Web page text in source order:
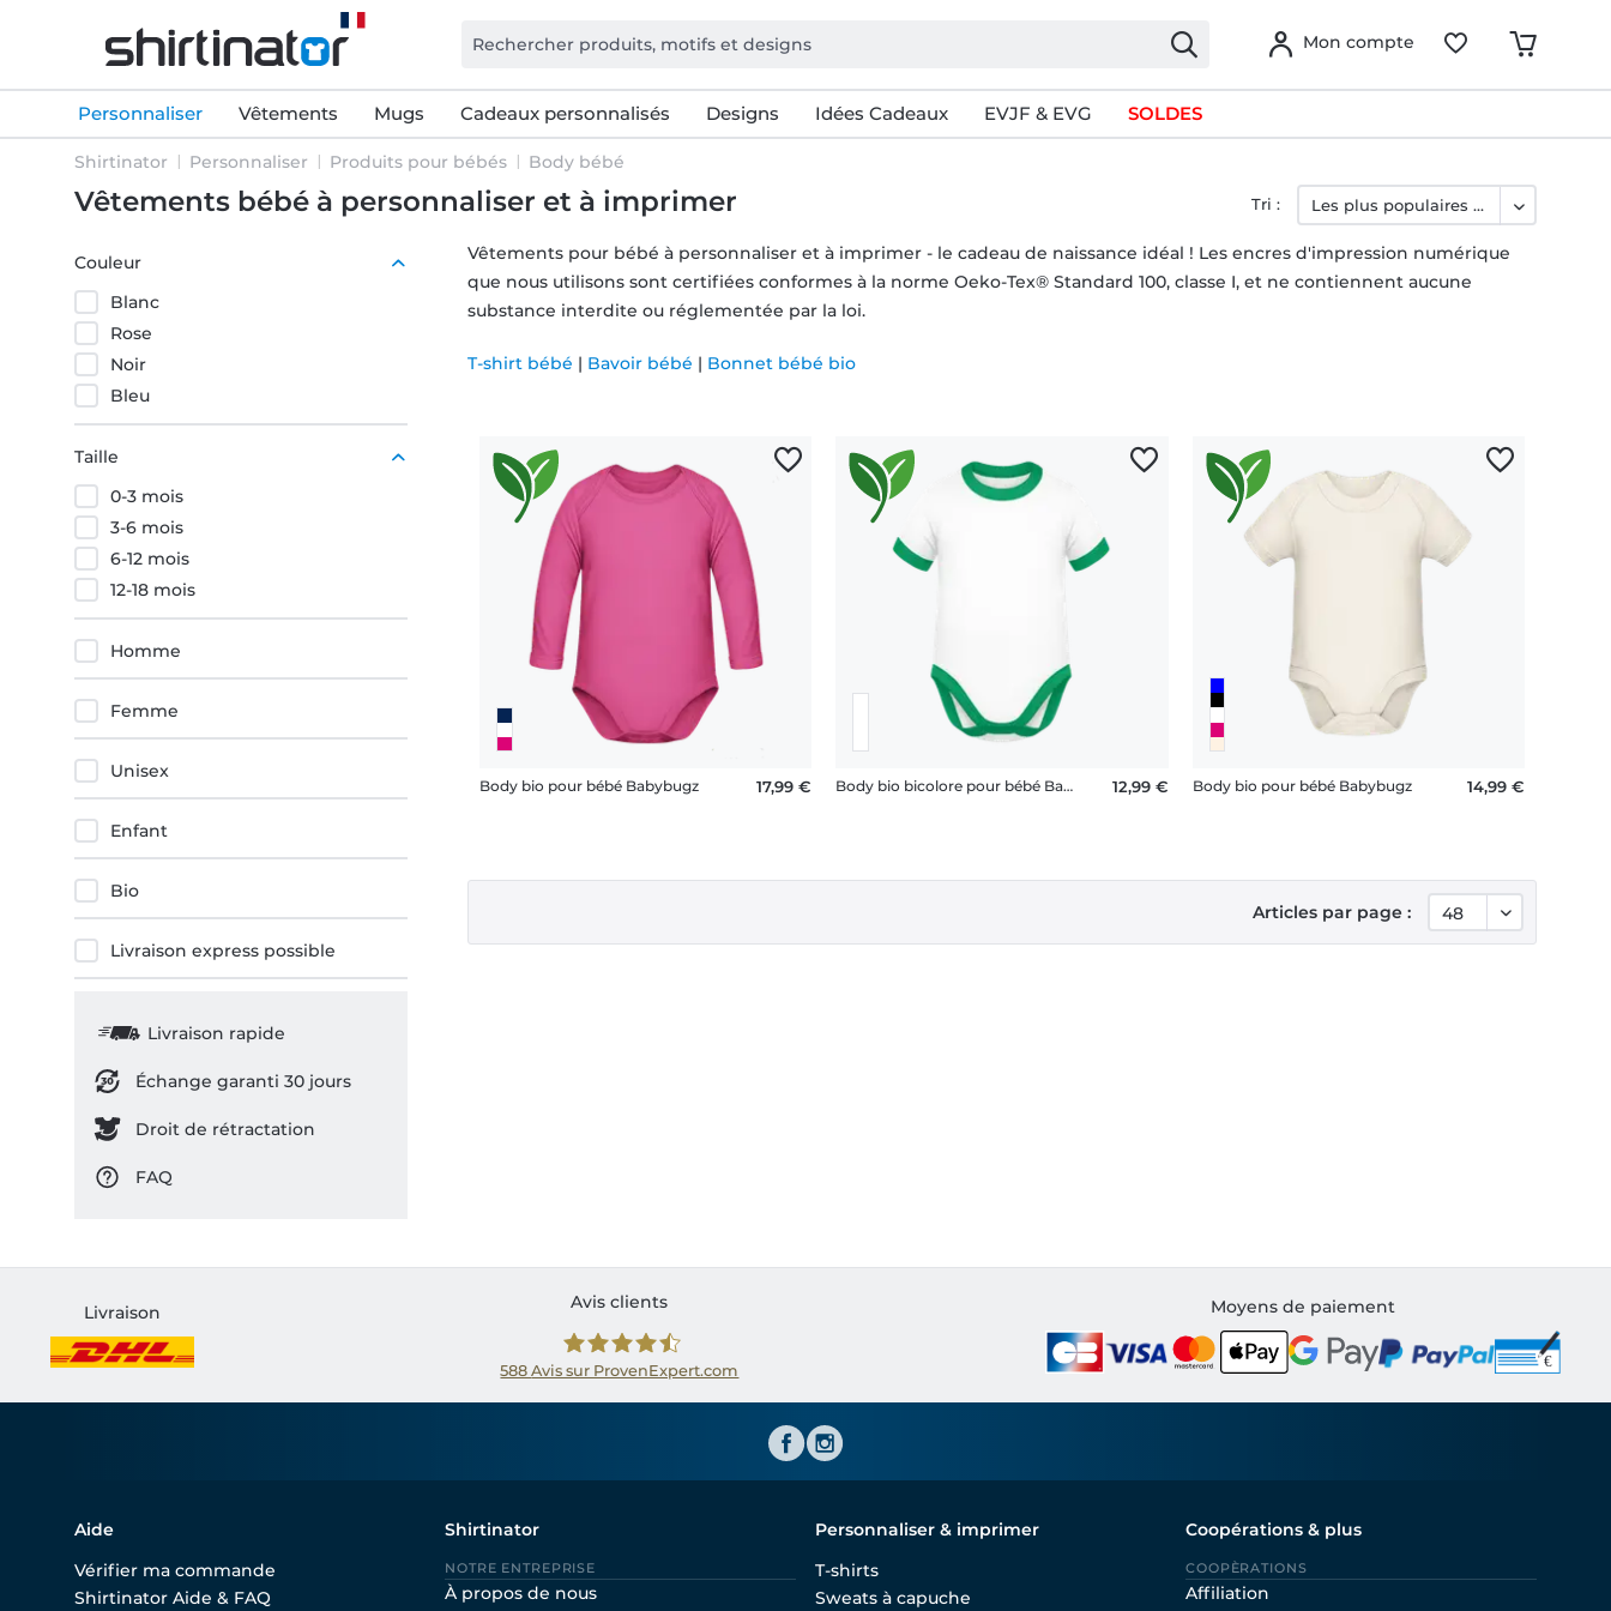
Mon compte
Personnaliser Vêtements Mugs Cadeaux personnalisés Designs Idées Cadeaux EVJF & EVG SOLDES
Shirtinator Personnaliser Produits pour bébés Body bébé
Vêtements bébé à personnaliser et à imprimer
Couleur
Blanc
Rose
Noir
Bleu
Taille
0-3 mois
3-6 mois
6-12 mois
12-18 mois
Homme
Femme
Unisex
Enfant
Bio
Livraison express possible
Livraison rapide
Échange garanti 30 jours
Droit de rétractation
FAQ
Vêtements pour bébé à personnaliser et à imprimer - le cadeau de naissance idéal ! Les encres d'impression numérique
que nous utilisons sont certifiées conformes à la norme Oeko-Tex® Standard 100, classe I, et ne contiennent aucune
substance interdite ou réglementée par la loi.
T-shirt bébé | Bavoir bébé | Bonnet bébé bio
Tri :
Body bio pour bébé Babybugz 17,99 € Body bio bicolore pour bébé Babybugz 12,99 € Body bio pour bébé Babybugz 14,99 €
Articles par page :
Livraison
Avis clients
588Avis sur ProvenExpert.com
Moyens de paiement
Aide
Vérifier ma commande
Shirtinator Aide & FAQ
Shirtinator
NOTRE ENTREPRISE
À propos de nous
Personnaliser & imprimer
T-shirts
Sweats à capuche
Coopérations & plus
COOPÈRATIONS
Affiliation